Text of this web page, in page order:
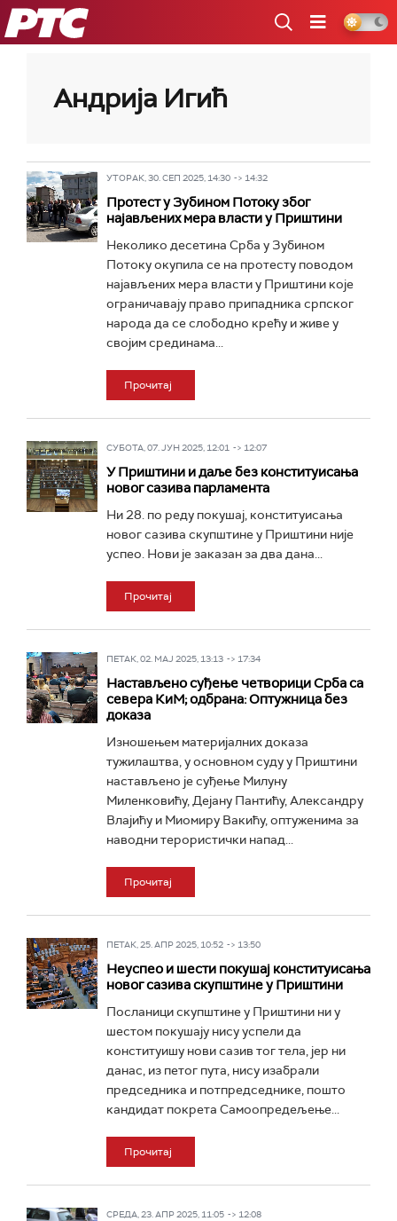
РТС
Андрија Игић
УТОРАК, 30. СЕП 2025, 14:30 -> 14:32
Протест у Зубином Потоку због
најављених мера власти у Приштини
Неколико десетина Срба у Зубином
Потоку окупила се на протесту поводом
најављених мера власти у Приштини које
ограничавају право припадника српског
народа да се слободно крећу и живе у
својим срединама...
Прочитај
СУБОТА, 07. ЈУН 2025, 12:01 -> 12:07
У Приштини и даље без конституисања
новог сазива парламента
Ни 28. по реду покушај, конституисања
новог сазива скупштине у Приштини није
успео. Нови је заказан за два дана...
Прочитај
ПЕТАК, 02. МАЈ 2025, 13:13 -> 17:34
Настављено суђење четворици Срба са
севера КиМ; одбрана: Оптужница без
доказа
Изношењем материјалних доказа
тужилаштва, у основном суду у Приштини
настављено је суђење Милуну
Миленковићу, Дејану Пантићу, Александру
Влајићу и Миомиру Вакићу, оптуженима за
наводни терористички напад...
Прочитај
ПЕТАК, 25. АПР 2025, 10:52 -> 13:50
Неуспео и шести покушај конституисања
новог сазива скупштине у Приштини
Посланици скупштине у Приштини ни у
шестом покушају нису успели да
конституишу нови сазив тог тела, јер ни
данас, из петог пута, нису изабрали
председника и потпредседнике, пошто
кандидат покрета Самоопредељење...
Прочитај
СРЕДА, 23. АПР 2025, 11:05 -> 12:08